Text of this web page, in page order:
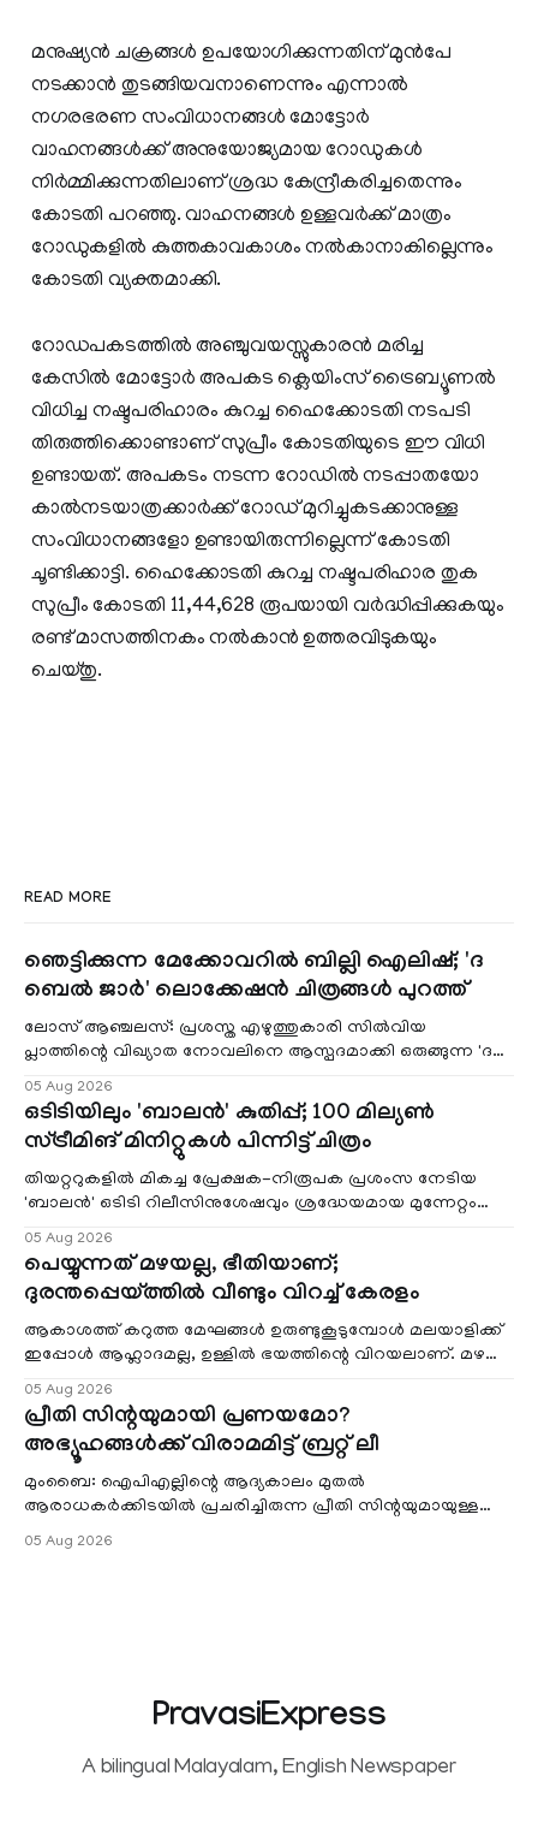
മനുഷ്യൻ ചക്രങ്ങൾ ഉപയോഗിക്കുന്നതിന് മുൻപേ
നടക്കാൻ തുടങ്ങിയവനാണെന്നും എന്നാൽ
നഗരഭരണ സംവിധാനങ്ങൾ മോട്ടോർ
വാഹനങ്ങൾക്ക് അനുയോജ്യമായ റോഡുകൾ
നിർമ്മിക്കുന്നതിലാണ് ശ്രദ്ധ കേന്ദ്രീകരിച്ചതെന്നും
കോടതി പറഞ്ഞു. വാഹനങ്ങൾ ഉള്ളവർക്ക് മാത്രം
റോഡുകളിൽ കുത്തകാവകാശം നൽകാനാകില്ലെന്നും
കോടതി വ്യക്തമാക്കി.
റോഡപകടത്തിൽ അഞ്ചുവയസ്സുകാരൻ മരിച്ച
കേസിൽ മോട്ടോർ അപകട ക്ലെയിംസ് ട്രൈബ്യൂണൽ
വിധിച്ച നഷ്ടപരിഹാരം കുറച്ച ഹൈക്കോടതി നടപടി
തിരുത്തിക്കൊണ്ടാണ് സുപ്രീം കോടതിയുടെ ഈ വിധി
ഉണ്ടായത്. അപകടം നടന്ന റോഡിൽ നടപ്പാതയോ
കാൽനടയാത്രക്കാർക്ക് റോഡ് മുറിച്ചുകടക്കാനുള്ള
സംവിധാനങ്ങളോ ഉണ്ടായിരുന്നില്ലെന്ന് കോടതി
ചൂണ്ടിക്കാട്ടി. ഹൈക്കോടതി കുറച്ച നഷ്ടപരിഹാര തുക
സുപ്രീം കോടതി 11,44,628 രൂപയായി വർദ്ധിപ്പിക്കുകയും
രണ്ട് മാസത്തിനകം നൽകാൻ ഉത്തരവിടുകയും
ചെയ്തു.
READ MORE
ഞെട്ടിക്കുന്ന മേക്കോവറിൽ ബില്ലി ഐലിഷ്; 'ദ
ബെൽ ജാർ' ലൊക്കേഷൻ ചിത്രങ്ങൾ പുറത്ത്
ലോസ് ആഞ്ചലസ്: പ്രശസ്ത എഴുത്തുകാരി സിൽവിയ
പ്ലാത്തിന്റെ വിഖ്യാത നോവലിനെ ആസ്പദമാക്കി ഒരുങ്ങുന്ന 'ദ
05 Aug 2026
ഒടിടിയിലും 'ബാലൻ' കുതിപ്പ്; 100 മില്യൺ
സ്ട്രീമിങ് മിനിറ്റുകൾ പിന്നിട്ട് ചിത്രം
തിയറ്ററുകളിൽ മികച്ച പ്രേക്ഷക-നിരൂപക പ്രശംസ നേടിയ
'ബാലൻ' ഒടിടി റിലീസിനുശേഷവും ശ്രദ്ധേയമായ മുന്നേറ്റം
05 Aug 2026
പെയ്യുന്നത് മഴയല്ല, ഭീതിയാണ്;
ദുരന്തപ്പെയ്ത്തിൽ വീണ്ടും വിറച്ച് കേരളം
ആകാശത്ത് കറുത്ത മേഘങ്ങൾ ഉരുണ്ടുകൂടുമ്പോൾ മലയാളിക്ക്
ഇപ്പോൾ ആഹ്ലാദമല്ല, ഉള്ളിൽ ഭയത്തിന്റെ വിറയലാണ്. മഴ
05 Aug 2026
പ്രീതി സിന്റയുമായി പ്രണയമോ?
അഭ്യൂഹങ്ങൾക്ക് വിരാമമിട്ട് ബ്രറ്റ് ലീ
മുംബൈ: ഐപിഎല്ലിന്റെ ആദ്യകാലം മുതൽ
ആരാധകർക്കിടയിൽ പ്രചരിച്ചിരുന്ന പ്രീതി സിന്റയുമായുള്ള
05 Aug 2026
PravasiExpress
A bilingual Malayalam, English Newspaper